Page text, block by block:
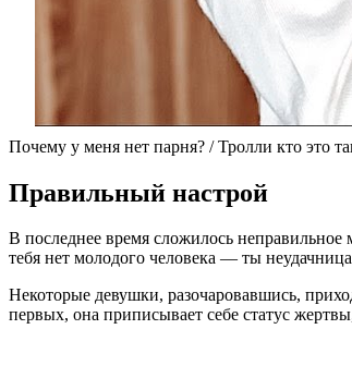
Почему у меня нет парня? / Тролли кто это
Правильный настрой
В последнее время сложилось
тебя нет молодого человека — ты
Некоторые девушки, разочаровавшись,
первых, она приписывает себе статус